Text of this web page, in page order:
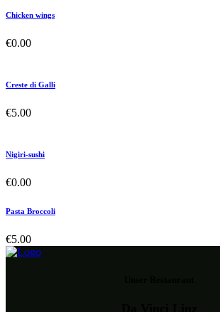
Chicken wings
€0.00
Creste di Galli
€5.00
Nigiri-sushi
€0.00
Pasta Broccoli
€5.00